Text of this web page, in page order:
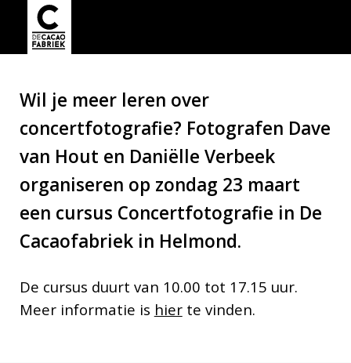
Wil je meer leren over
concertfotografie? Fotografen Dave
van Hout en Daniëlle Verbeek
organiseren op zondag 23 maart
een cursus Concertfotografie in De
Cacaofabriek in Helmond.
De cursus duurt van 10.00 tot 17.15 uur.
Meer informatie is hierte vinden.